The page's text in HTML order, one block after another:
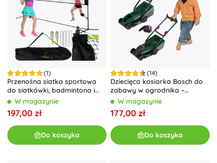
(1)
Przenośna siatka sportowa
do siatkówki, badmintona i
tenisa
W magazynie
197,00 zł
Do koszyka
(14)
Dziecięca kosiarka Bosch do
zabawy w ogrodnika –
Kosiarka Bosch z modułem
świetlno-dźwiękowym
W magazynie
177,00 zł
Do koszyka